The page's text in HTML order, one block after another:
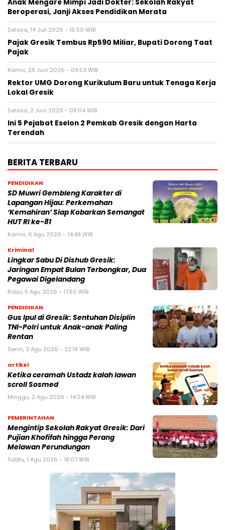
Anak Mengare Mimpi Jadi Dokter: Sekolah Rakyat
Beroperasi, Janji Akses Pendidikan Merata
Selasa, 14 Juli 2026 - 16:50 WIB
Pajak Gresik Tembus Rp590 Miliar, Bupati Dorong Taat
Pajak
Kamis, 25 Juni 2026 - 09:53 WIB
Rektor UMG Dorong Kurikulum Baru untuk Tenaga Kerja
Lokal Gresik
Selasa, 2 Juni 2026 - 09:04 WIB
Ini 5 Pejabat Eselon 2 Pemkab Gresik dengan Harta
Terendah
BERITA TERBARU
PENDIDIKAN
SD Muwri Gembleng Karakter di
Lapangan Hijau: Perkemahan
‘Kemahiran’ Siap Kobarkan Semangat
HUT RI ke-81
Kamis, 6 Agu 2026 - 14:49 WIB
Kriminal
Lingkar Sabu Di Dishub Gresik:
Jaringan Empat Bulan Terbongkar, Dua
Pegawai Digelandang
Rabu, 5 Agu 2026 - 17:50 WIB
PENDIDIKAN
Gus Ipul di Gresik: Sentuhan Disiplin
TNI-Polri untuk Anak-anak Paling
Rentan
Senin, 3 Agu 2026 - 22:18 WIB
artikel
Ketika ceramah Ustadz kalah lawan
scroll Sosmed
Minggu, 2 Agu 2026 - 14:24 WIB
PEMERINTAHAN
Mengintip Sekolah Rakyat Gresik: Dari
Pujian Khofifah hingga Perang
Melawan Perundungan
Sabtu, 1 Agu 2026 - 18:07 WIB